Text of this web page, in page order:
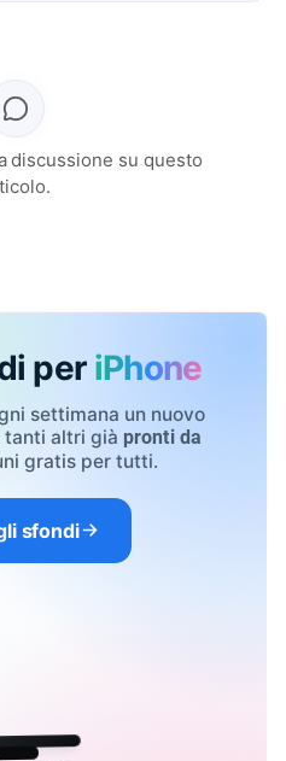
discussione su questo
per iPhone
settimana un nuovo
tanti altri già pronti da
gratis per tutti.
sfondi